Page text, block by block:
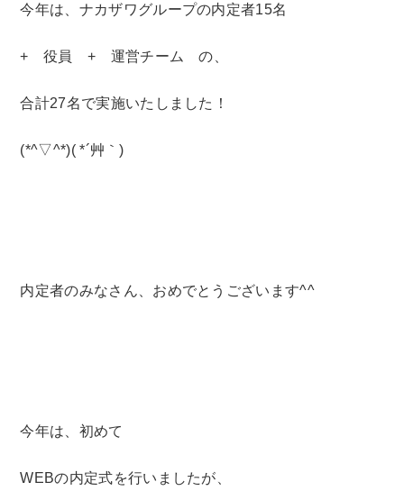
今年は、ナカザワグループの内定者15名
+ 役員 + 運営チーム の、
合計27名で実施いたしました！
(*^▽^*)( *´艸｀)
内定者のみなさん、おめでとうございます^^
今年は、初めて
WEBの内定式を行いましたが、